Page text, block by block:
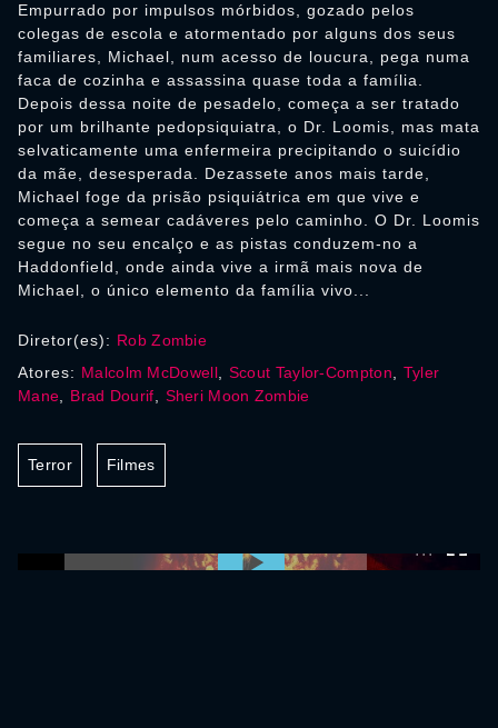
Empurrado por impulsos mórbidos, gozado pelos
colegas de escola e atormentado por alguns dos seus
familiares, Michael, num acesso de loucura, pega numa
faca de cozinha e assassina quase toda a família.
Depois dessa noite de pesadelo, começa a ser tratado
por um brilhante pedopsiquiatra, o Dr. Loomis, mas mata
selvaticamente uma enfermeira precipitando o suicídio
da mãe, desesperada. Dezassete anos mais tarde,
Michael foge da prisão psiquiátrica em que vive e
começa a semear cadáveres pelo caminho. O Dr. Loomis
segue no seu encalço e as pistas conduzem-no a
Haddonfield, onde ainda vive a irmã mais nova de
Michael, o único elemento da família vivo...
Diretor(es): Rob Zombie
Atores: Malcolm McDowell, Scout Taylor-Compton
Tyler
Mane
Brad Dourif Sheri Moon Zombie
Terror Filmes